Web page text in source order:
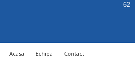
62
Acasa Echipa Contact